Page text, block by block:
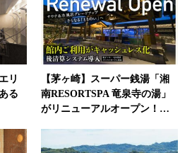
リ
る
【茅ヶ崎】スーパー銭湯「湘
南RESORTSPA 竜泉寺の湯」
がリニューアルオープン！…